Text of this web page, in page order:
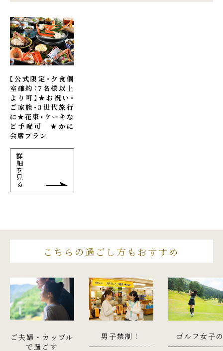
【公式限定・夕食個
室確約：7名様以上
より可】★お祝い・
ご家族・3世代旅行
に★花束・ケーキな
ど手配可 ★かに
会席プラン
詳
細
を
見
る
こちらの過ごし方もおすすめ
ご夫婦・カップル
で過ごす
男子禁制！ ゴルフ女子